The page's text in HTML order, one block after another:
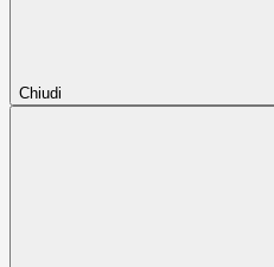
Chiudi